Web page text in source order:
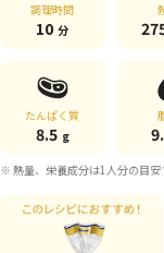
調理時間
10 分
たんぱく質
8.5 g
※ 熱量、栄養成分は1人分の目安